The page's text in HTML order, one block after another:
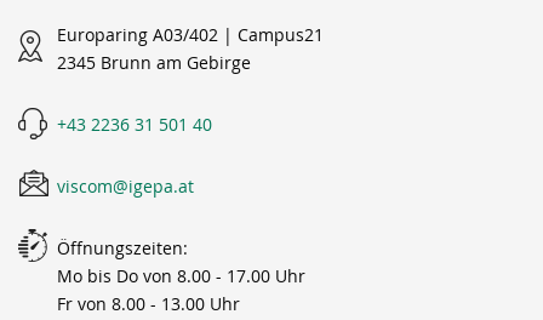
Europaring A03/402 | Campus21
2345 Brunn am Gebirge
+43 2236 31 501 40
viscom@igepa.at
Öffnungszeiten:
Mo bis Do von 8.00 - 17.00 Uhr
Fr von 8.00 - 13.00 Uhr